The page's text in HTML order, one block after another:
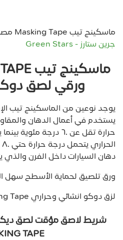
ماسكينج تيب Masking Tape مصنع سلوتيب
جرين ستارز - Green Stars
ورقي لصق
يوجد نوعين من الماسكينج تيب
يستخدم في أعمال الدهان
حرارة تقل عن ٦٠ درجة
دهان السيارات داخل الفرن والذي
ورق تلصيق لحماية الأسطح سهل
لزق دوكو انشائي وحراري Masking Tape تيب انشايء
شريط لاصق مؤقت لصق
TAPE